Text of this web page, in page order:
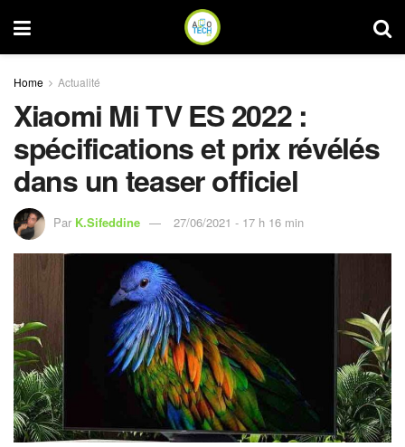
Home Actualité
Xiaomi Mi TV ES 2022 :
spécifications et prix révélés
dans un teaser officiel
Par K.Sifeddine 27/06/2021 - 17 h 16 min